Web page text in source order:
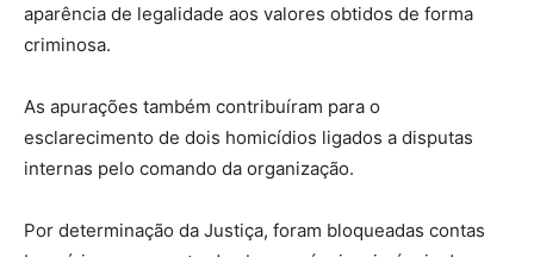
aparência de legalidade aos valores obtidos de forma
criminosa.
As apurações também contribuíram para o
esclarecimento de dois homicídios ligados a disputas
internas pelo comando da organização.
Por determinação da Justiça, foram bloqueadas contas